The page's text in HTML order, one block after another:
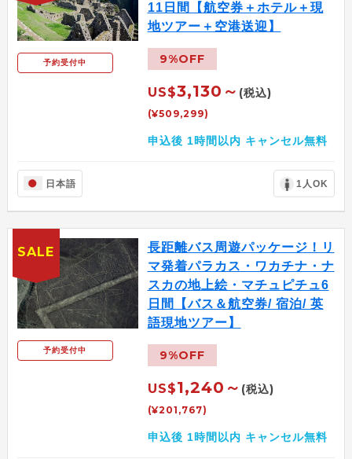
予約受付中
11日間【航空券＋ホテル＋現
地ツアー＋空港送迎】
9%OFF
US$3,130～ (税込)
(¥509,299)
申込後 1時間以内 キャンセル無料
日本語 1人OK
予約受付中
長距離バス周遊パッケージ！リ
マ発着パラカス・ワカチナ・ナ
スカの地上絵・マチュピチュ6
日間【バス＆航空券/ 宿泊/ 英
語現地ツアー】
9%OFF
US$1,240～ (税込)
(¥201,767)
申込後 1時間以内 キャンセル無料
SALE